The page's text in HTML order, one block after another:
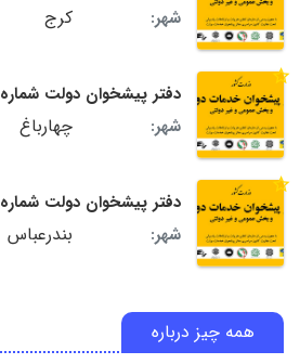
شهر:
کرج
دفتر پیشخوان دولت شماره 73401036 آغچه حصار
شهر:
چهارباغ
دفتر پیشخوان دولت شماره 192 شهرک پیامبر اعظم
شهر:
بندرعباس
همه چیز درباره